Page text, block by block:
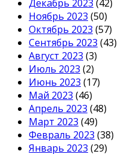
Декабрь 2023 (42)
Ноябрь 2023 (50)
Октябрь 2023 (57)
Сентябрь 2023 (43)
Август 2023 (3)
Июль 2023 (2)
Июнь 2023 (17)
Май 2023 (46)
Апрель 2023 (48)
Март 2023 (49)
Февраль 2023 (38)
Январь 2023 (29)